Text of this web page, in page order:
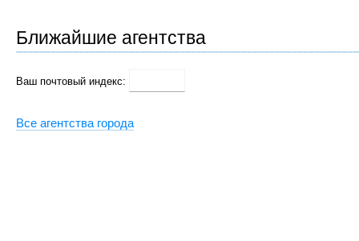
Ближайшие агентства
Ваш почтовый индекс:
Все агентства города